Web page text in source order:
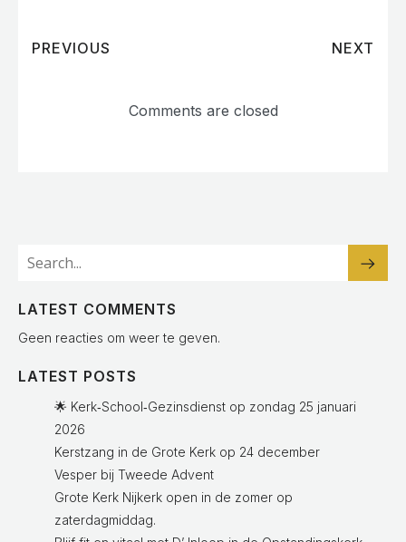
PREVIOUS NEXT
Comments are closed
LATEST COMMENTS
Geen reacties om weer te geven.
LATEST POSTS
🌟 Kerk‑School‑Gezinsdienst op zondag 25 januari
2026
Kerstzang in de Grote Kerk op 24 december
Vesper bij Tweede Advent
Grote Kerk Nijkerk open in de zomer op
zaterdagmiddag.